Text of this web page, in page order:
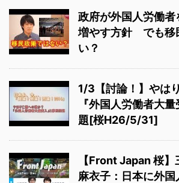
政府が外国人労働者
増やす方針 でも移
い？
1/3【討論！】やは
『外国人労働者大
題[桜H26/5/31]
【Front Japan 桜
麻衣子：日本に外国